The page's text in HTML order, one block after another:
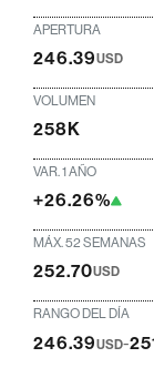
APERTURA
246.39USD
VOLUMEN
258K
VAR. 1 AÑO
+26.26%
MÁX. 52 SEMANAS
252.70USD
RANGO DEL DÍA
246.39USD-